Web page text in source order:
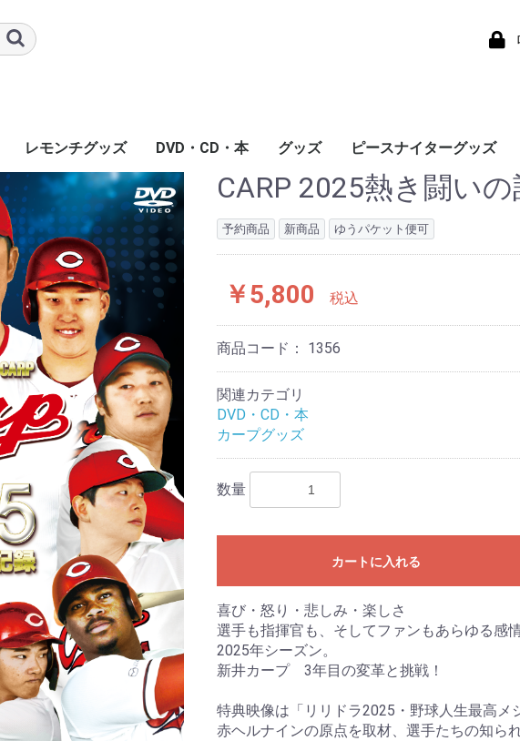
レモンチグッズ DVD・CD・本 グッズ ピースナイターグッズ
CARP 2025熱き闘いの
予約商品 新商品 ゆうパケット便可
￥5,800 税込
商品コード： 1356
関連カテゴリ
DVD・CD・本
カープグッズ
数量
カートに入れる
喜び・怒り・悲しみ・楽しさ
選手も指揮官も、そしてファンもあらゆる感
2025年シーズン。
新井カープ 3年目の変革と挑戦！
特典映像は「リリドラ2025・野球人生最高メ
赤ヘルナインの原点を取材、選手たちの知ら